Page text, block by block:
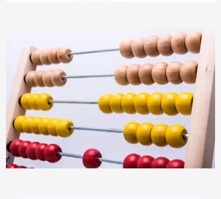
Klostermeier